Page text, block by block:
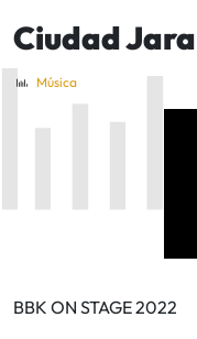
Ciudad Jara
Música
BBK ON STAGE 2022